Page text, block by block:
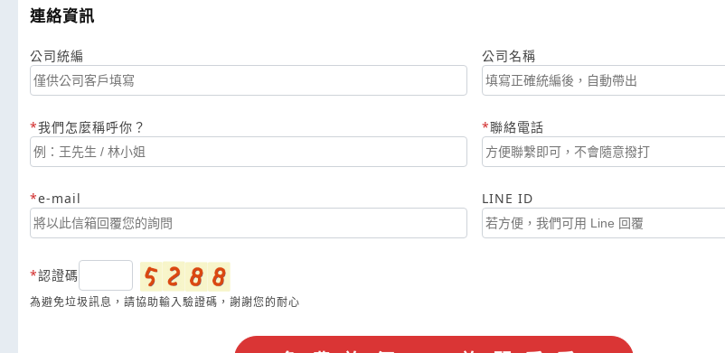
連絡資訊
公司統編 公司名稱
我們怎麼稱呼你？ 聯絡電話
e-mail LINE ID
認證碼
為避免垃圾訊息，請協助輸入驗證碼，謝謝您的耐心